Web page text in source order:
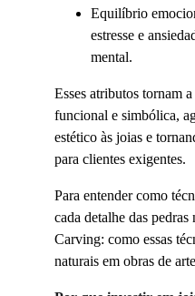
Equilíbrio
estresse e
mental.
Esses atributos tornam
funcional e simbólica,
estético às joias e
para clientes exigentes.
Para entender como
cada detalhe das
Carving: como essas
naturais em obras de